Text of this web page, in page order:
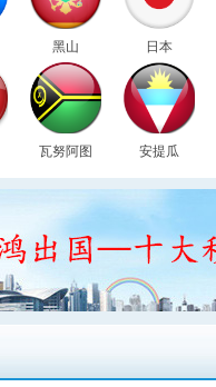
黑山 日本
瓦努阿图 安提瓜